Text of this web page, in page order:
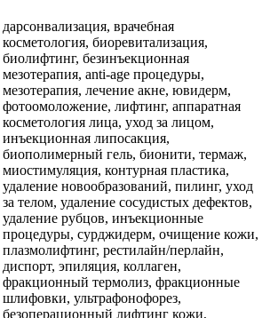
дарсонвализация, врачебная
косметология, биоревитализация,
биолифтинг, безинъекционная
мезотерапия, anti-age процедуры,
мезотерапия, лечение акне, ювидерм,
фотоомоложение, лифтинг, аппаратная
косметология лица, уход за лицом,
инъекционная липосакция,
биополимерный гель, бионити, термаж,
миостимуляция, контурная пластика,
удаление новообразований, пилинг, уход
за телом, удаление сосудистых дефектов,
удаление рубцов, инъекционные
процедуры, сурджидерм, очищение кожи,
плазмолифтинг, рестилайн/перлайн,
диспорт, эпиляция, коллаген,
фракционный термолиз, фракционные
шлифовки, ультрафонофорез,
безоперационный лифтинг кожи,